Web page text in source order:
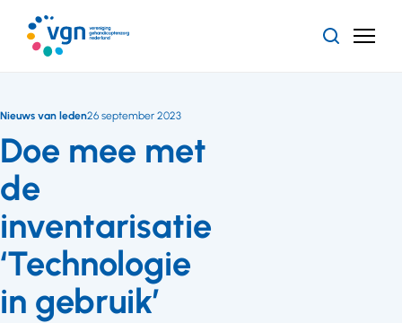
naar
hoofdinhoud
ZoekenMenu
Doe mee met
de
inventarisatie
‘Technologie
in gebruik’
Nieuws van leden26 september 2023